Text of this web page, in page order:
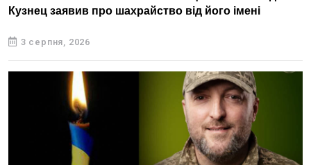
Кузнец заявив про шахрайство від його імені
3 серпня, 2026